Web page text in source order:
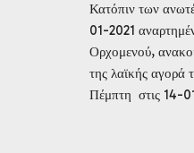
Κατόπιν των
01-2021
Ορχομενού,
της λαϊκής αγορά
Πέμπτη στις 14-